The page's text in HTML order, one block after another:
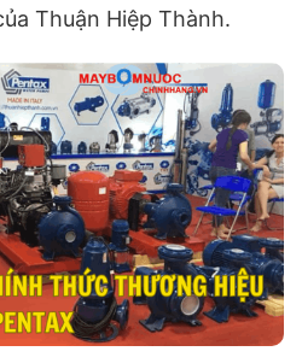
Thuận Hiệp Thành.